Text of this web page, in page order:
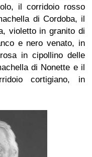
il corridoio rosso
di Cordoba, il
violetto in granito di
e nero venato, in
in cipollino delle
di Nonette e il
cortigiano, in